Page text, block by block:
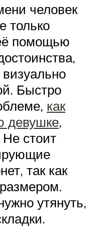
человек
только
помощью
Быстро
как
девушке,
стоит
так как
утянуть,